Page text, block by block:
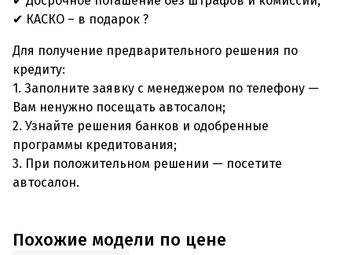
✔ КАСКО – в подарок ?
Для получение предварительного решения по
кредиту:
1. Заполните заявку с менеджером по телефону —
Вам ненужно посещать автосалон;
2. Узнайте решения банков и одобренные
программы кредитования;
3. При положительном решении — посетите
автосалон.
Похожие модели по цене